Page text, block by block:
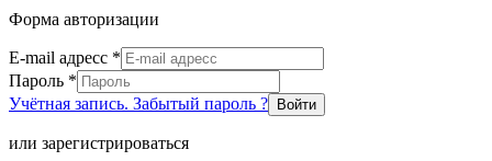
Форма авторизации
E-mail адресс *
Пароль *
Учётная запись. Забытый пароль ?
Войти
или зарегистрироваться